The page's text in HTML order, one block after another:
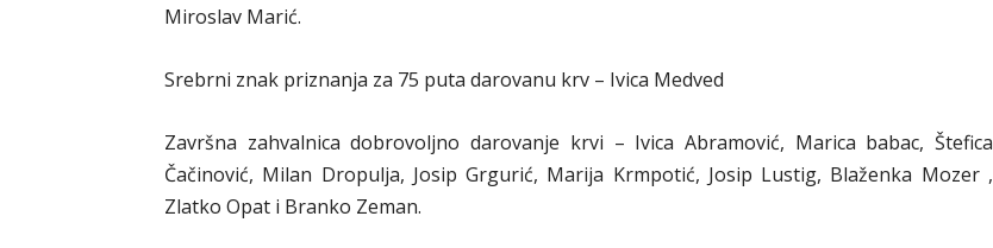
Miroslav Marić.
Srebrni znak priznanja za 75 puta darovanu krv – Ivica Medved
Završna zahvalnica dobrovoljno darovanje krvi – Ivica Abramović, Marica babac, Štefica
Čačinović, Milan Dropulja, Josip Grgurić, Marija Krmpotić, Josip Lustig, Blaženka Mozer ,
Zlatko Opat i Branko Zeman.